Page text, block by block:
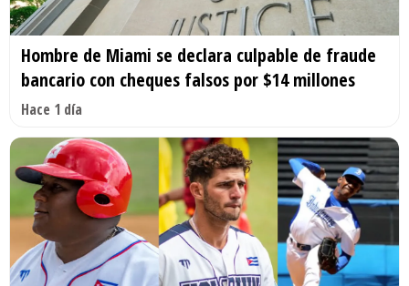
Hombre de Miami se declara culpable de fraude
bancario con cheques falsos por $14 millones
Hace 1 día